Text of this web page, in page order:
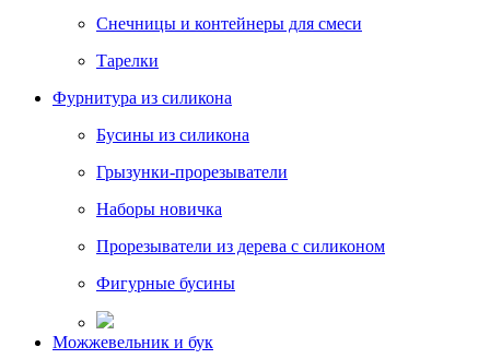
Снечницы и контейнеры для смеси
Тарелки
Фурнитура из силикона
Бусины из силикона
Грызунки-прорезыватели
Наборы новичка
Прорезыватели из дерева с силиконом
Фигурные бусины
Можжевельник и бук